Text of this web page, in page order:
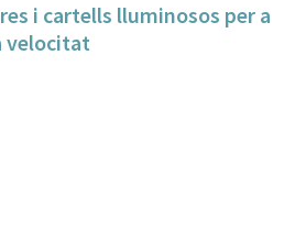
i cartells lluminosos per a
velocitat